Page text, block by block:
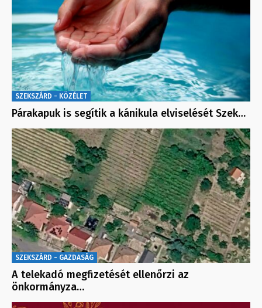
SZEKSZÁRD - KÖZÉLET
Párakapuk is segítik a kánikula elviselését Szek…
SZEKSZÁRD - GAZDASÁG
A telekadó megfizetését ellenőrzi az
önkormányza…